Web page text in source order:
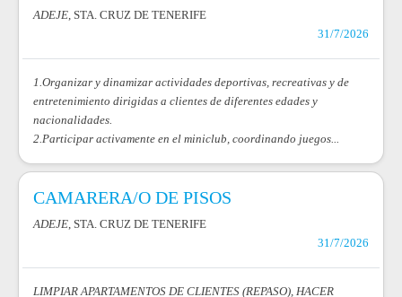
ADEJE, STA. CRUZ DE TENERIFE
31/7/2026
1.Organizar y dinamizar actividades deportivas, recreativas y de
entretenimiento dirigidas a clientes de diferentes edades y
nacionalidades.
2.Participar activamente en el miniclub, coordinando juegos...
CAMARERA/O DE PISOS
ADEJE, STA. CRUZ DE TENERIFE
31/7/2026
LIMPIAR APARTAMENTOS DE CLIENTES (REPASO), HACER